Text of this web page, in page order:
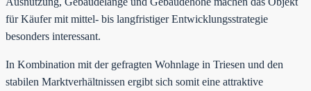
für Käufer mit mittel- bis langfristiger Entwicklungsstrategie
besonders interessant.
In Kombination mit der gefragten Wohnlage in Triesen und den
stabilen Marktverhältnissen ergibt sich somit eine attraktive